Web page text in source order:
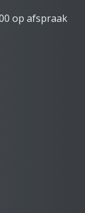
op afspraak